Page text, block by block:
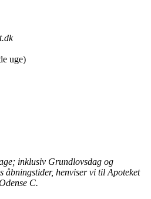
uge)
inklusiv Grundlovsdag og
åbningstider, henviser vi til Apoteket
C.